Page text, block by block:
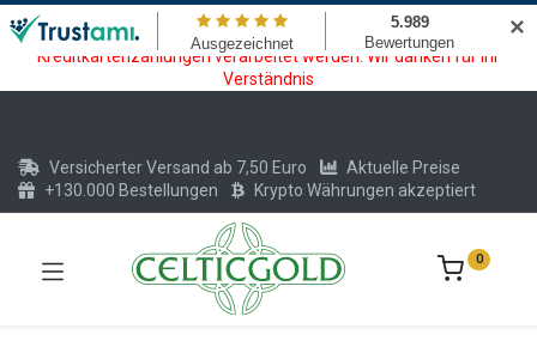
Wartungsarbeiten am Kreditkarten und Krypto Bezahlmodul. In der
Zeit vom 20.07. - 09.08.2026 können keine Krypto oder
Kreditkartenzahlungen verarbeitet werden. Wir danken für Ihr
Verständnis
Versicherter Versand ab 7,50 Euro
Aktuelle Preise
+130.000 Bestellungen
Krypto Währungen akzeptiert
0
✕